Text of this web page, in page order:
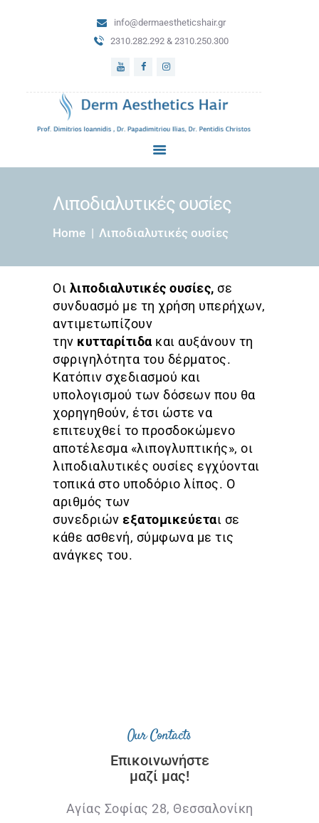
info@dermaestheticshair.gr
2310.282.292 & 2310.250.300
Λιποδιαλυτικές ουσίες
Home Λιποδιαλυτικές ουσίες
ΑΡΧΙΚΗ
ΔΕΡΜΑΤΟΛΟΓΙΚΕΣ
ΥΠΗΡΕΣΙΕΣ
ΜΕΤΑΜΟΣΧΕΥΣΗ
ΜΑΛΛΙΩΝ
ΑΙΣΘΗΤΙΚΗ
ΔΕΡΜΑΤΟΛΟΓΙΑ
BLOG
Οι λιποδιαλυτικές ουσίες, σε
συνδυασμό με τη χρήση υπερήχων,
αντιμετωπίζουν
την κυτταρίτιδα και αυξάνουν τη
σφριγηλότητα του δέρματος.
Κατόπιν σχεδιασμού και
υπολογισμού των δόσεων που θα
χορηγηθούν, έτσι ώστε να
επιτευχθεί το προσδοκώμενο
αποτέλεσμα «λιπογλυπτικής», οι
λιποδιαλυτικές ουσίες εγχύονται
τοπικά στο υποδόριο λίπος. Ο
αριθμός των
συνεδριών εξατομικεύεται σε
κάθε ασθενή, σύμφωνα με τις
ανάγκες του.
Our Contacts
Επικοινωνήστε
μαζί μας!
Αγίας Σοφίας 28, Θεσσαλονίκη